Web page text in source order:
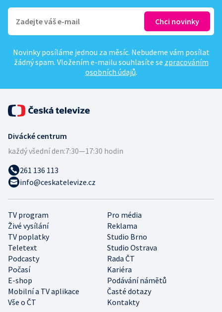
Novinky posíláme jednou za měsíc. Nebudeme vám posílat
žádný spam. Vložením e-mailu souhlasíte se zpracováním
osobních údajů.